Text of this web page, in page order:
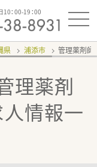
10：00-19：00
県 浦添市 管理薬剤師
理薬剤
人情報一